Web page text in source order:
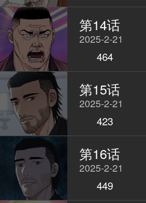
第14话
2025-2-21
464
第15话
2025-2-21
423
第16话
2025-2-21
449